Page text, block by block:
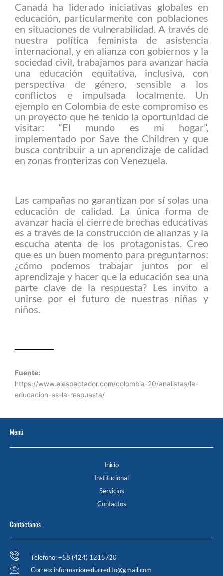
Canadá ha liderado iniciativas globales en
educación, particularmente con poblaciones
en situaciones de vulnerabilidad. A través de
nuestra política feminista de asistencia
internacional, y en alianza con gobiernos y la
sociedad civil, trabajamos para avanzar hacia
una educación equitativa, inclusiva, con
perspectiva de género, sensible a los
conflictos e impulsada localmente. Un
ejemplo en Colombia de este compromiso es
un proyecto que he tenido la oportunidad de
visitar: “El mundo es mi hogar”,
implementado por Save the Children y que
busca contribuir a un aprendizaje de calidad
en zonas fronterizas con Venezuela.
Las campañas no garantizan por sí solas una
educación de calidad. La única forma de
avanzar hacia el cierre de brechas educativas
es a través de la construcción de alianzas y la
escucha atenta de los protagonistas. Creo
que es un buen momento para preguntarnos:
¿cómo podemos trabajar juntos por el
aprendizaje y hacer que la educación sea una
parte clave de la respuesta? Les invito a
unirse por el futuro de nuestras niñas y
niños.
Fuente:
https://www.elespectador.com/colombia-20/analistas/la-
educacion-es-la-respuesta/
Menú
Inicio
Institucional
Servicios
Contactos
Contáctanos
Telefono: +58 (424) 1215720
Correo: informacioneducredito@gmail.com